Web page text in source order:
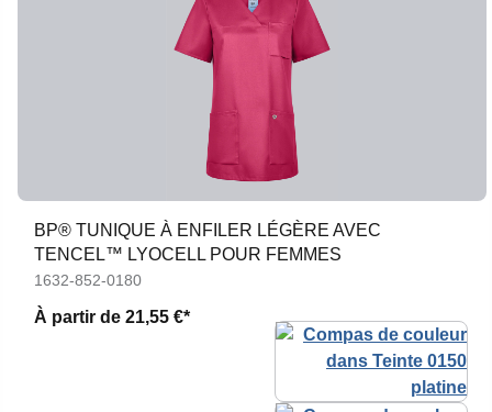
BP® TUNIQUE À ENFILER LÉGÈRE AVEC
TENCEL™ LYOCELL POUR FEMMES
1632-852-0180
À partir de 21,55 €*